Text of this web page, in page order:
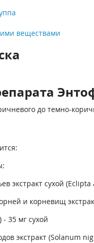
веществами
до темно-
экстракт сухой (Eclipta
и корневищ
35 мг сухой
экстракт (Solanum